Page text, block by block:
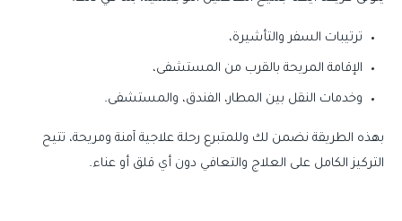
ترتيبات السفر والتأشيرة،
الإقامة المريحة بالقرب من المستشفى،
وخدمات النقل بين المطار، الفندق، والمستشفى.
بهذه الطريقة نضمن لك وللمتبرع رحلة علاجية آمنة ومريحة، تتيح
التركيز الكامل على العلاج والتعافي دون أي قلق أو عناء.